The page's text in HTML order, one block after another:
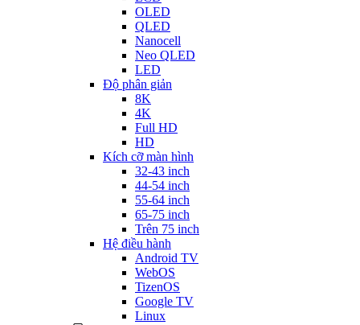
OLED
QLED
Nanocell
Neo QLED
LED
Độ phân giản
8K
4K
Full HD
HD
Kích cỡ màn hình
32-43 inch
44-54 inch
55-64 inch
65-75 inch
Trên 75 inch
Hệ điều hành
Android TV
WebOS
TizenOS
Google TV
Linux